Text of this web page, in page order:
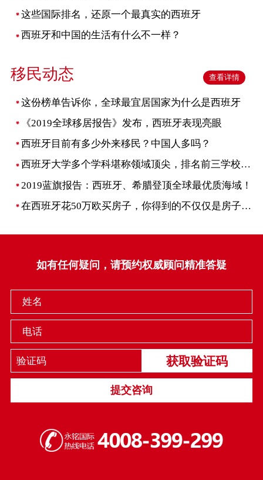
这些国际排名，还原一个最真实的西班牙
西班牙和中国的生活有什么不一样？
移民动态 查看详情
这份榜单告诉你，全球最宜居国家为什么是西班牙
《2019全球移居报告》发布，西班牙表现亮眼
西班牙目前有多少外来移民？中国人多吗？
西班牙大学多个学科堪称领域顶尖，排名前三学校不可错过
2019蓝旗报告：西班牙、希腊登顶全球最优质海域！
在西班牙花50万欧买房子，你得到的不仅仅是房子和身份
如有任何疑问，请预约权威顾问精准答疑
姓名
电话
获取验证码
提交咨询